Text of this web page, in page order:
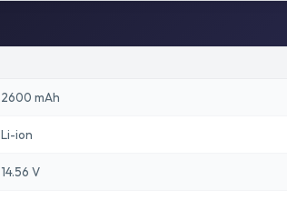
2600 mAh
Li-ion
14.56 V